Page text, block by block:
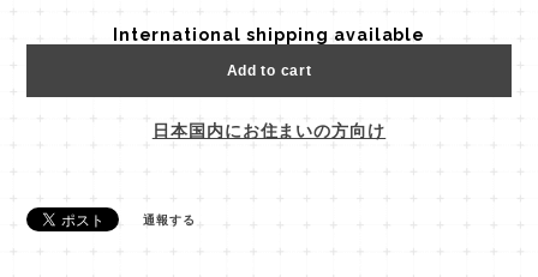
International shipping available
Add to cart
日本国内にお住まいの方向け
通報する